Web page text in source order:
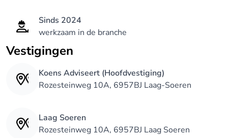
Sinds 2024
werkzaam in de branche
Vestigingen
Koens Adviseert (Hoofdvestiging)
Rozesteinweg 10A, 6957BJ Laag-Soeren
Laag Soeren
Rozesteinweg 10A, 6957BJ Laag Soeren